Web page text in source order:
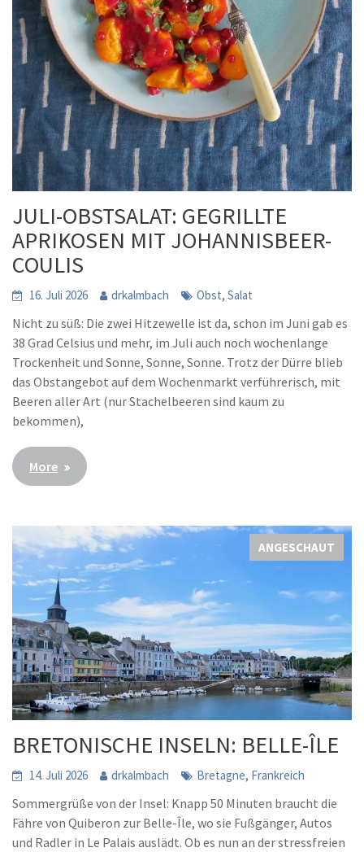
JULI-OBSTSALAT: GEGRILLTE
APRIKOSEN MIT JOHANNISBEER-
COULIS
16. Juli 2026 drkalmbach Obst,Salat
Nicht zu süß: Die zwei Hitzewelle ist da, schon im Juni gab es
38 Grad Celsius und mehr, im Juli auch noch wochenlange
Trockenheit und Sonne, Sonne, Sonne. Trotz der Dürre blieb
das Obstangebot auf dem Wochenmarkt verführerisch, mit
Beeren aller Art (nur Stachelbeeren sind kaum zu
bekommen),
More
ANGESCHAUT
BRETONISCHE INSELN: BELLE-ÎLE
14. Juli 2026 drkalmbach Bretagne, Frankreich
Sommergrüße von der Insel: Knapp 50 Minuten braucht die
Fähre von Quiberon zur Belle-Île, wo sie Fußgänger, Autos
und Radler in Le Palais auslädt. Ob es nun an der stressfreien